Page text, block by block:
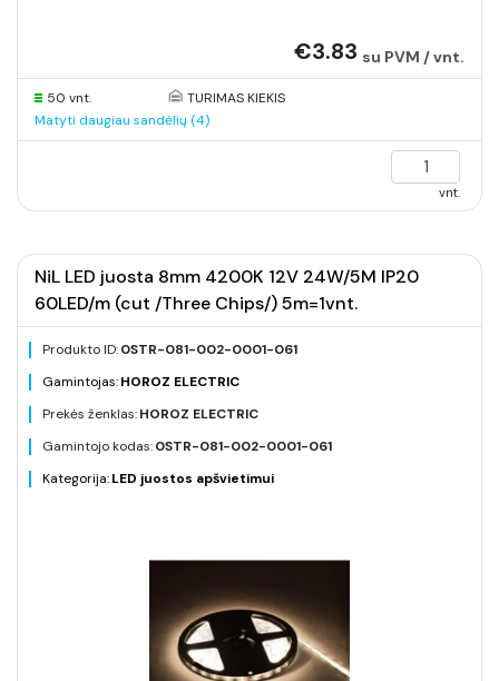
€3.83 su PVM / vnt.
50 vnt.
TURIMAS KIEKIS
Matyti daugiau sandėlių (4)
vnt.
NiL LED juosta 8mm 4200K 12V 24W/5M IP20
60LED/m (cut /Three Chips/) 5m=1vnt.
Produkto ID:0STR-081-002-0001-061
Gamintojas:HOROZ ELECTRIC
Prekės ženklas:HOROZ ELECTRIC
Gamintojo kodas:0STR-081-002-0001-061
Kategorija:LED juostos apšvietimui